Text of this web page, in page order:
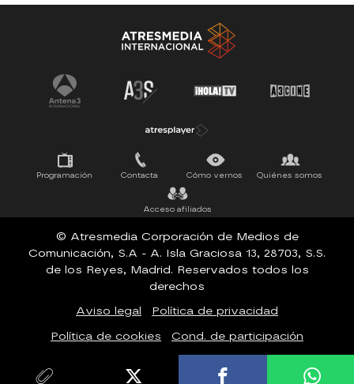
Antena 3 Noticias El Hormiguero
Tu cara me suena Pasapalabra
Programación Contacta Cómo vernos Quiénes somos
Acceso afiliados
© Atresmedia Corporación de Medios de
Comunicación, S.A - A. Isla Graciosa 13, 28703, S.S.
de los Reyes, Madrid. Reservados todos los
derechos
Aviso legal
Política de privacidad
Política de cookies
Cond. de participación